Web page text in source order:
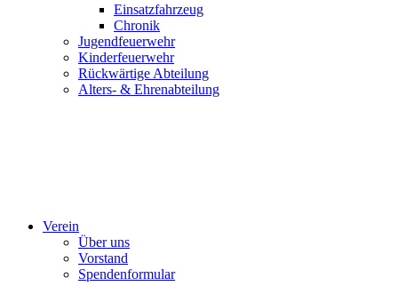
Einsatzfahrzeug
Chronik
Jugendfeuerwehr
Kinderfeuerwehr
Rückwärtige Abteilung
Alters- & Ehrenabteilung
Verein
Über uns
Vorstand
Spendenformular